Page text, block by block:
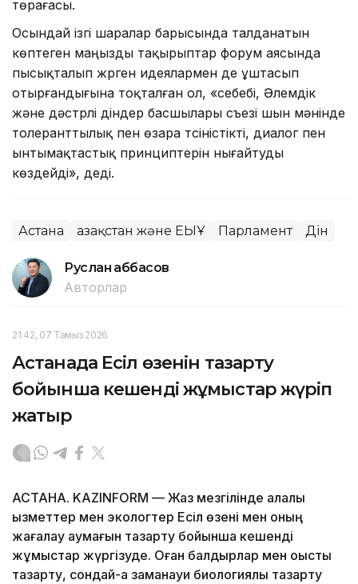
төрағасы.
Осындай ізгі шаралар барысында талданатын
көптеген маңызды тақырыптар форум аясында
пысықталып жүрген идеялармен де ұштасып
отырғандығына тоқталған ол, «себебі, Әлемдік
және дәстүрлі діндер басшылары съезі шын мәнінде
толеранттылық пен өзара түсіністікті, диалог пен
ынтымақтастық принциптерін нығайтуды
көздейді», деді.
Астана Қазақстан және ЕҚЫҰ Парламент Дін
Руслан Ғаббасов
Авторлар
21:42, 07 Тамыз 2026
Астанада Есіл өзенін тазарту
бойынша кешенді жұмыстар жүріп
жатыр
АСТАНА. KAZINFORM — Жаз мезгілінде қалалық
қызметтер мен экологтер Есіл өзені мен оның
жағалау аумағын тазарту бойынша кешенді
жұмыстар жүргізуде. Оған балдырлар мен қоқысты
тазарту, сондай-ақ заманауи биологиялық тазарту